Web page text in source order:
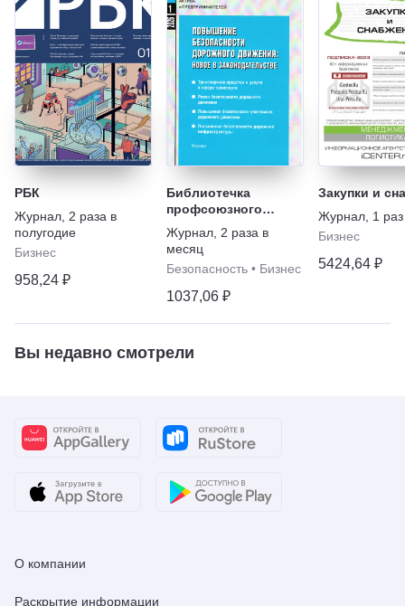
РБК
Журнал 2 раза в
полугодие
Бизнес
958,24 ₽
Библиотечка
профсоюзного
актива и
предпринимателей
Журнал 2 раза в
месяц
Безопасность • Бизнес
1037,06 ₽
Закупки и
Журнал 1
Бизнес
5424,64 ₽
Вы недавно смотрели
О компании
Раскрытие информации